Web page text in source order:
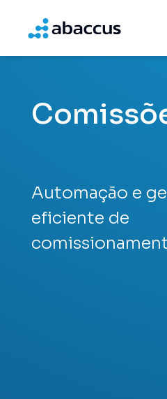
Automação e
eficiente de